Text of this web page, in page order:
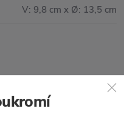
V: 9,8 cm x Ø: 13,5 cm